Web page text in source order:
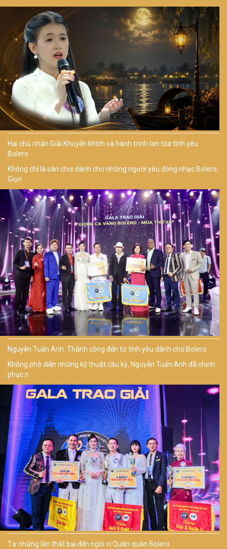
Hai chủ nhân Giải Khuyến khích và hành trình lan tỏa tình yêu
Bolero
Không chỉ là sân chơi dành cho những người yêu dòng nhạc Bolero,
Giọn
Nguyễn Tuấn Anh: Thành công đến từ tình yêu dành cho Bolero
Không phô diễn những kỹ thuật cầu kỳ, Nguyễn Tuấn Anh đã chinh
phục n
Từ những lần thất bại đến ngôi vị Quán quân Bolero